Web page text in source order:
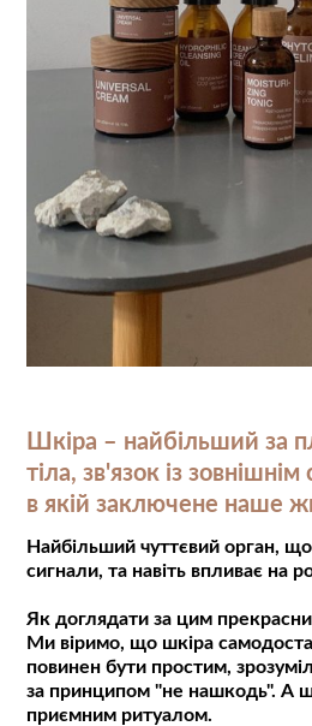
Шкіра – найбільший за
тіла, зв'язок із
в якій заключене наше
Найбільший чуттєвий орган,
сигнали, та навіть впливає на
Як доглядати за цим
Ми віримо, що шкіра
повинен бути простим,
за принципом "не нашкодь". А
приємним ритуалом.